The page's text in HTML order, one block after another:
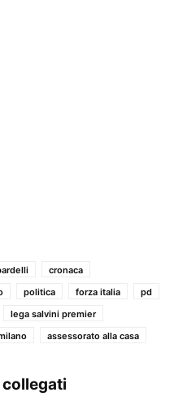
cronaca
politica forza italia
pd
lega salvini premier
assessorato alla casa